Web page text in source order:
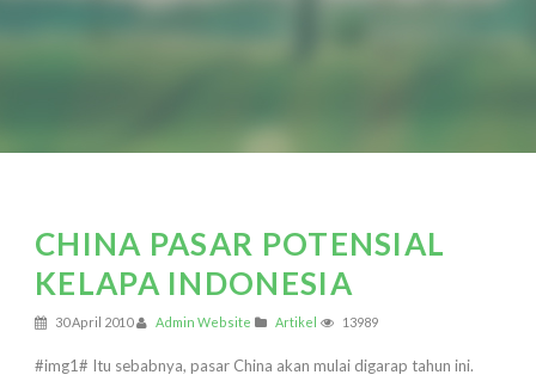
CHINA PASAR POTENSIAL
KELAPA INDONESIA
30 April 2010 Admin Website Artikel 13989
#img1# Itu sebabnya, pasar China akan mulai digarap tahun ini.